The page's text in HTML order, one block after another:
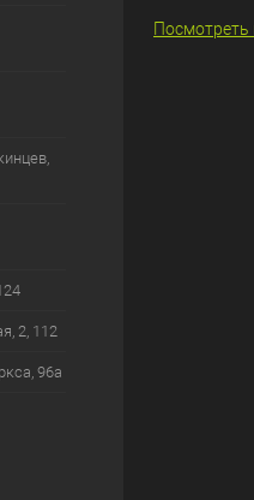
2, 112
96а
Посмотреть